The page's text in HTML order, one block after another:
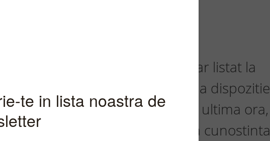
unui instrument financiar listat la
o stire bursiera. Noi iti punem la dispozitie
importante stiri financiare de ultima ora,
investitionale in deplina cunostinta